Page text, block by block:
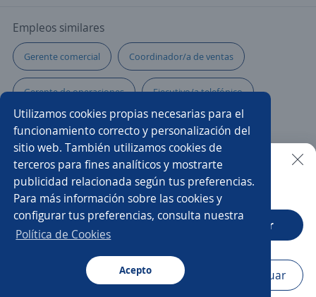
Utilizamos cookies propias necesarias para el
funcionamiento correcto y personalización del
sitio web. También utilizamos cookies de
terceros para fines analíticos y mostrarte
publicidad relacionada según tus preferencias.
Para más información sobre las cookies y
configurar tus preferencias, consulta nuestra
Política de Cookies
Acepto
Empleos similares
Gerente comercial Coordinador/a de ventas
Gerente de operaciones Ejecutivo/a telefónico
Coordinador/a Supervisor/a de ventas
Encargado/a de tienda Gerente tienda
Gerente de marketing Gerente de compras
Gerente de ventas
Subgerente/a de tienda
Buscar es más fácil en la app
CT App Abrir
Navegador Continuar